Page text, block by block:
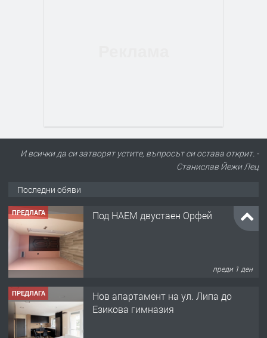
И всички да си затворят устите, въпросът си остава открит. -
Станислав Йежи Лец
Последни обяви
ПРЕДЛАГА Под НАЕМ двустаен Орфей
преди 1 ден
ПРЕДЛАГА
Нов апартамент на ул. Липа до
Езикова гимназия